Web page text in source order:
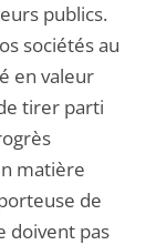
publics.
sociétés au
en valeur
tirer parti
matière
de
doivent pas